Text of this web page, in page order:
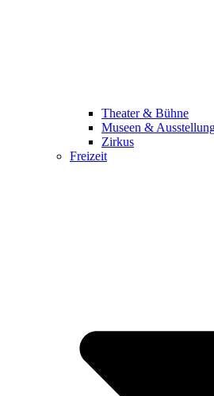
Theater & Bühne
Museen &
Zirkus
Freizeit